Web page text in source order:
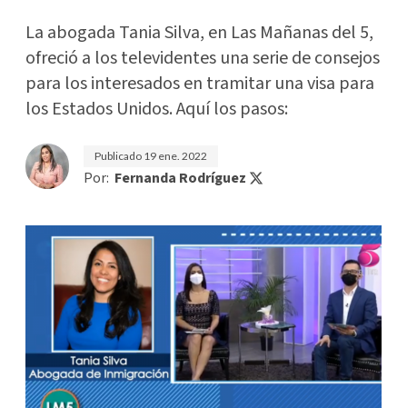
La abogada Tania Silva, en Las Mañanas del 5,
ofreció a los televidentes una serie de consejos
para los interesados en tramitar una visa para
los Estados Unidos. Aquí los pasos:
Publicado 19 ene. 2022
Por: Fernanda Rodríguez